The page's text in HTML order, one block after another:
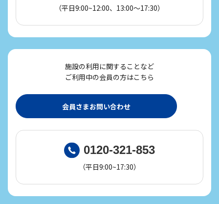
（平日9:00~12:00、13:00～17:30）
施設の利用に関することなど
ご利用中の会員の方はこちら
会員さまお問い合わせ
0120-321-853
（平日9:00~17:30）